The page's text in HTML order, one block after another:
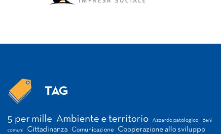
TAG
5 per mille Ambiente e territorio Azzardo patologico Beni
comuni Cittadinanza Comunicazione Cooperazione allo sviluppo